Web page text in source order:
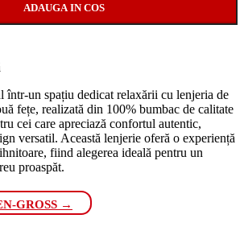
ADAUGA IN COS
într-un spațiu dedicat relaxării cu lenjeria de
fețe, realizată din 100% bumbac de calitate
cei care apreciază confortul autentic,
versatil. Această lenjerie oferă o experiență
fiind alegerea ideală pentru un
proaspăt.
GROSS →